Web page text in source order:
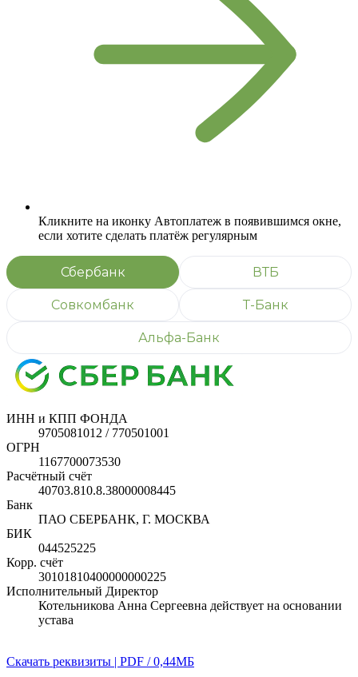
Кликните на иконку Автоплатеж в появившимся окне,
если хотите сделать платёж регулярным
Сбербанк ВТБ
Совкомбанк Т-Банк
Альфа-Банк
ИНН и КПП ФОНДА
9705081012 / 770501001
ОГРН
1167700073530
Расчётный счёт
40703.810.8.38000008445
Банк
ПАО СБЕРБАНК, Г. МОСКВА
БИК
044525225
Корр. счёт
30101810400000000225
Исполнительный Директор
Котельникова Анна Сергеевна действует на основании
устава
Скачать реквизиты | PDF / 0,44МБ